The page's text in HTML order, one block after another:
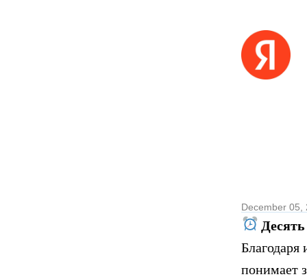
December 05,
понимает